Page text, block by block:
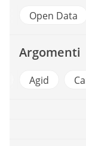
Open Data
Argomenti
Agid